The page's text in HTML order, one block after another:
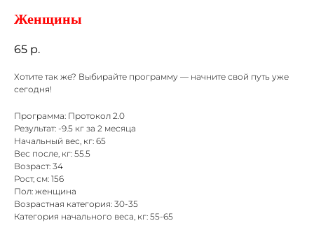
Женщины
65 р.
Хотите так же? Выбирайте программу — начните свой путь уже
сегодня!
Программа: Протокол 2.0
Результат: -9.5 кг за 2 месяца
Начальный вес, кг: 65
Вес после, кг: 55.5
Возраст: 34
Рост, см: 156
Пол: женщина
Возрастная категория: 30-35
Категория начального веса, кг: 55-65